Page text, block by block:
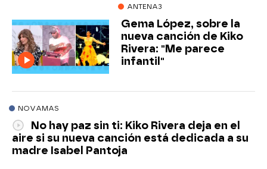
ANTENA3
Gema López, sobre la
nueva canción de Kiko
Rivera: "Me parece
infantil"
NOVAMAS
No hay paz sin ti: Kiko Rivera deja en el
aire si su nueva canción está dedicada a su
madre Isabel Pantoja